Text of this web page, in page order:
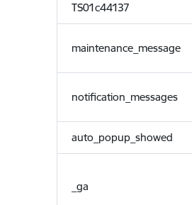
TS01c44137
maintenance_message
notification_messages
auto_popup_showed
_ga